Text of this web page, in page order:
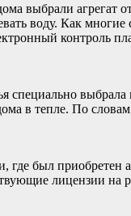
выбрали агрегат
воду. Как
контроль
в тепле. По
был приобретен
лицензии на